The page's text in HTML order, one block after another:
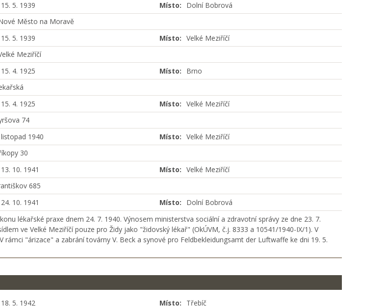
15. 5. 1939 Místo:
Dolní Bobrová
Město na Moravě
15. 5. 1939 Místo: Velké Meziříčí
Meziříčí
15. 4. 1925 Místo:
Brno
15. 4. 1925 Místo: Velké Meziříčí
74
listopad 1940 Místo: Velké Meziříčí
30
13. 10. 1941 Místo: Velké Meziříčí
685
24. 10. 1941 Místo:
Dolní Bobrová
lékařské praxe dnem 24. 7. 1940. Výnosem ministerstva sociální a zdravotní správy ze dne 23. 7.
ve Velké Meziříčí pouze pro Židy jako "židovský lékař" (OkÚVM, č.j. 8333 a 10541/1940-IX/1). V
rámci "árizace" a zabrání továrny V. Beck a synové pro Feldbekleidungsamt der Luftwaffe ke dni 19. 5.
18. 5. 1942 Místo:
Třebíč